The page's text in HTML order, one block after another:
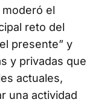
el
reto del
presente” y
y privadas que
actuales,
una actividad